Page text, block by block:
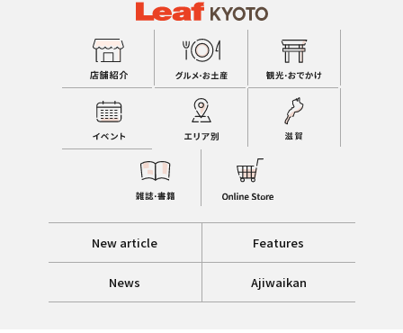
New article Features
News Ajiwaikan